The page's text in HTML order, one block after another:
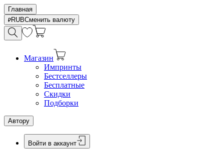
Главная
RUBСменить валюту
Магазин
Импринты
Бестселлеры
Бесплатные
Скидки
Подборки
Автору
Войти в аккаунт